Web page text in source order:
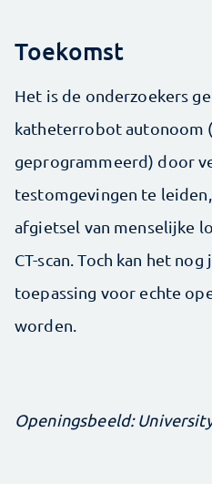
Toekomst
Het is de onderzoekers
katheterrobot autonoom
geprogrammeerd) door
testomgevingen te
afgietsel van menselijke
CT-scan. Toch kan het
toepassing voor echte
worden.
Openingsbeeld: